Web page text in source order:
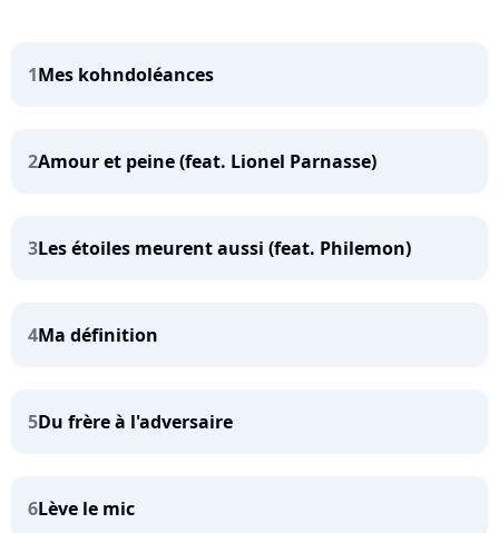
1Mes kohndoléances
2Amour et peine (feat. Lionel Parnasse)
3Les étoiles meurent aussi (feat. Philemon)
4Ma définition
5Du frère à l'adversaire
6Lève le mic